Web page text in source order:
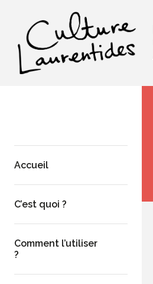
Accueil
C’est quoi ?
Comment l’utiliser
?